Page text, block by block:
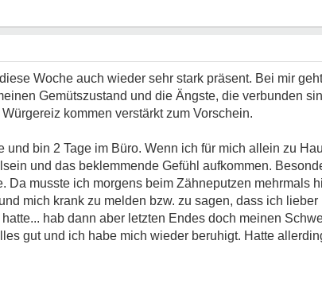
Woche auch wieder sehr stark präsent. Bei mir
Gemütszustand und die Ängste, die verbunden
kommen verstärkt zum Vorschein.
und bin 2 Tage im Büro. Wenn ich für mich allein zu
und das beklemmende Gefühl aufkommen.
Da musste ich morgens beim Zähneputzen mehrmals
mich krank zu melden bzw. zu sagen, dass ich
hab dann aber letzten Endes doch meinen
gut und ich habe mich wieder beruhigt. Hatte